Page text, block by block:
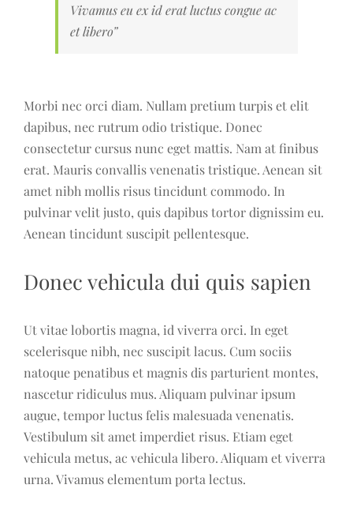
Vivamus eu ex id erat luctus congue ac
et libero”
Morbi nec orci diam. Nullam pretium turpis et elit
dapibus, nec rutrum odio tristique. Donec
consectetur cursus nunc eget mattis. Nam at finibus
erat. Mauris convallis venenatis tristique. Aenean sit
amet nibh mollis risus tincidunt commodo. In
pulvinar velit justo, quis dapibus tortor dignissim eu.
Aenean tincidunt suscipit pellentesque.
Donec vehicula dui quis sapien
Ut vitae lobortis magna, id viverra orci. In eget
scelerisque nibh, nec suscipit lacus. Cum sociis
natoque penatibus et magnis dis parturient montes,
nascetur ridiculus mus. Aliquam pulvinar ipsum
augue, tempor luctus felis malesuada venenatis.
Vestibulum sit amet imperdiet risus. Etiam eget
vehicula metus, ac vehicula libero. Aliquam et viverra
urna. Vivamus elementum porta lectus.